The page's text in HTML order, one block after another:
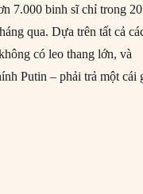
7.000 binh sĩ chỉ trong 20
qua. Dựa trên tất cả
có leo thang lớn, và
Putin – phải trả một cái